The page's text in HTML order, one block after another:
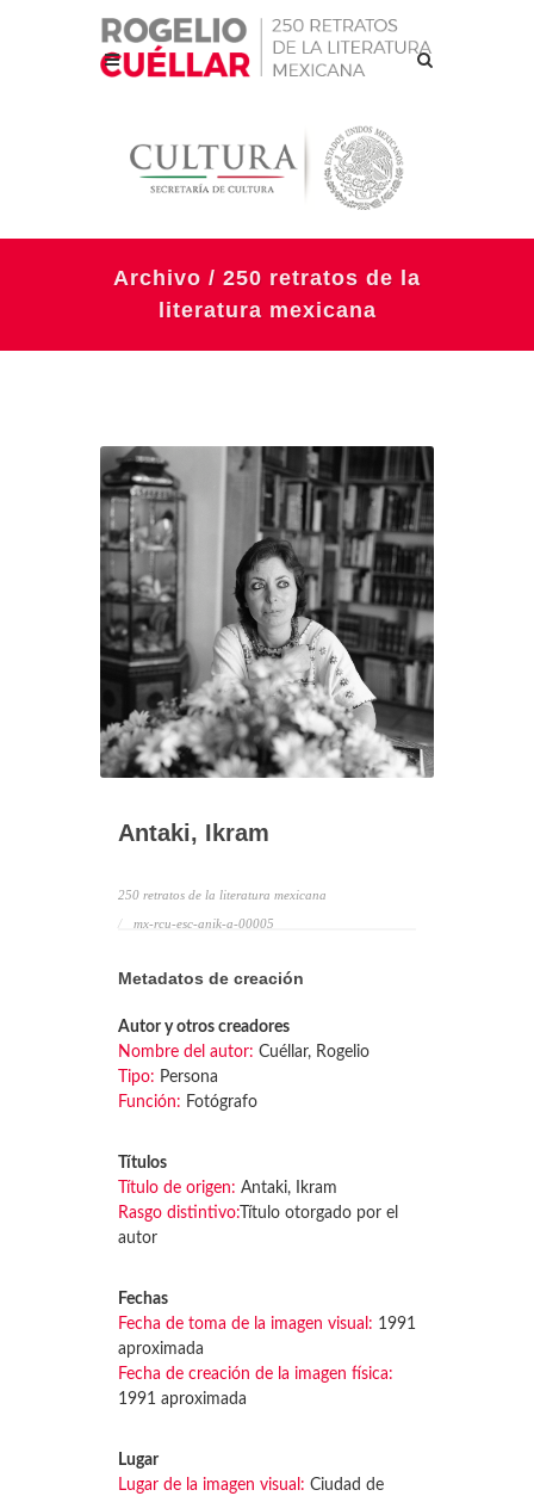
Archivo / 250 retratos de la
literatura mexicana
Antaki, Ikram
250 retratos de la literatura mexicana
mx-rcu-esc-anik-a-00005
Metadatos de creación
Autor y otros creadores
Nombre del autor: Cuéllar, Rogelio
Tipo: Persona
Función: Fotógrafo
Títulos
Título de origen: Antaki, Ikram
Rasgo distintivo: Título otorgado por el
autor
Fechas
Fecha de toma de la imagen visual: 1991
aproximada
Fecha de creación de la imagen física:
1991 aproximada
Lugar
Lugar de la imagen visual: Ciudad de